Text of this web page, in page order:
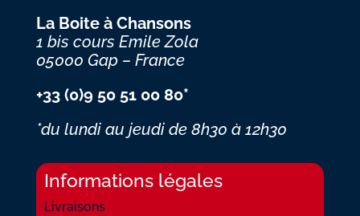
La Boite à Chansons
1 bis cours Emile Zola
05000 Gap – France
+33 (0)9 50 51 00 80*
*du lundi au jeudi de 8h30 à 12h30
Informations légales
Livraisons